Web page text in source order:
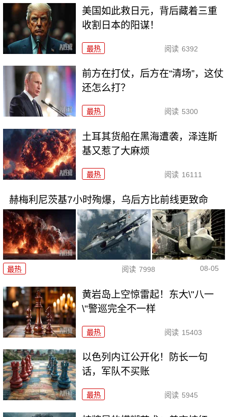
美国如此救日元，背后藏着三重
收割日本的阳谋！
最热 阅读 6392
前方在打仗，后方在“清场”，这仗
还怎么打？
最热 阅读 5300
土耳其货船在黑海遭袭，泽连斯
基又惹了大麻烦
最热 阅读 16111
赫梅利尼茨基7小时殉爆，乌后方比前线更致命
最热 阅读 7998 08-05
黄岩岛上空惊雷起！东大\"八一
\"警巡完全不一样
最热 阅读 15403
以色列内讧公开化！防长一句
话，军队不买账
最热 阅读 5945